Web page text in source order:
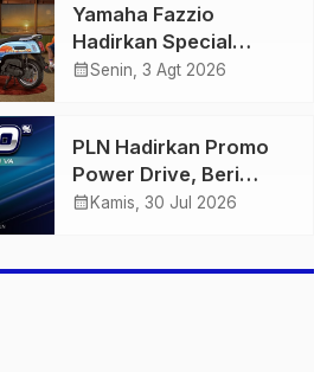
Yamaha Fazzio
Hadirkan Special
Edition Sunset Blue,
Semakin Skena
calendar_monthSenin, 3 Agt 2026
PLN Hadirkan Promo
Power Drive, Beri
Diskon Tambah Daya
calendar_month Kamis, 30 Jul 2026